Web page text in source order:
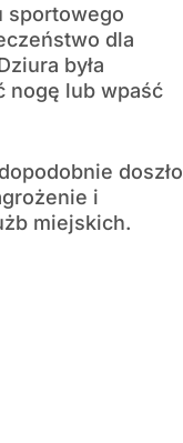
sportowego
dla
była
nogę lub wpaść
doszło
i
miejskich.